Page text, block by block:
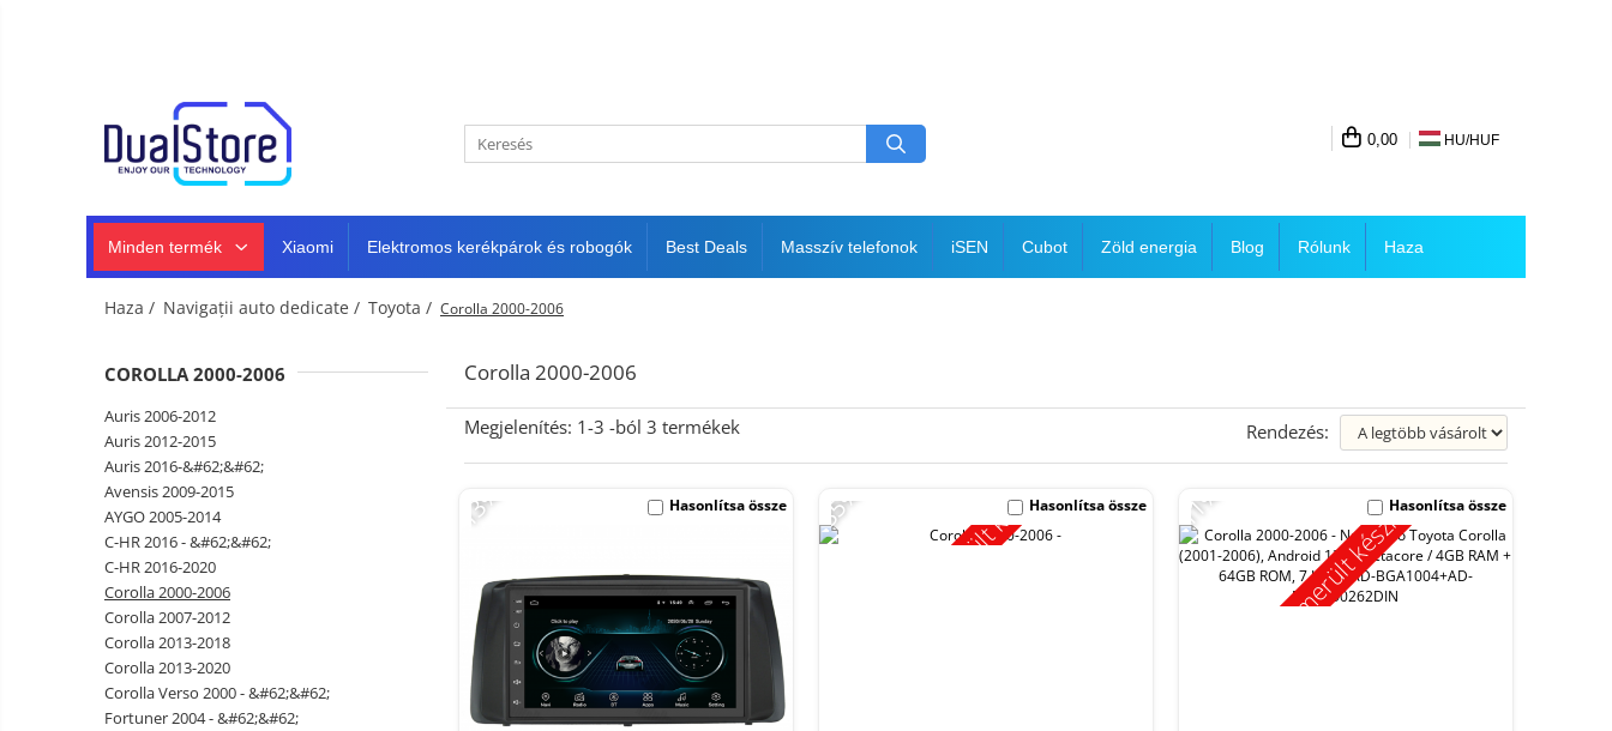
Minden (okos és klasszikus)
Telefongyártók
Masszív telefonok
5G telefonok
Tartozék
TV és
projektorok
Autó-,
otthon-
és
sportkamerák
Autó DVR kamera
Okos autó tükrök kamerával
Vezeték nélküli térfigyelő
kamerák
Mini videokamera
Térfigyelő kamera tartozékok
Fejhallgató
Vezetékes fejhallgató
0,00 HU/HUF
Minden termék Xiaomi Elektromos kerékpárok és robogók Best Deals Masszív telefonok iSEN Cubot Zöld energia Blog Rólunk Haza
Haza / Navigații auto dedicate / Toyota / Corolla 2000-2006
Corolla 2000-2006
COROLLA 2000-2006
Auris 2006-2012
Auris 2012-2015
Auris 2016-&#62;&#62;
Avensis 2009-2015
AYGO 2005-2014
C-HR 2016 - &#62;&#62;
C-HR 2016-2020
Corolla 2000-2006
Corolla 2007-2012
Corolla 2013-2018
Corolla 2013-2020
Corolla Verso 2000 - &#62;&#62;
Fortuner 2004 - &#62;&#62;
Megjelenítés: 1-3 -ból 3 termékek Rendezés:
-13% Hasonlítsa össze Kimerült készlet
-35% Hasonlítsa össze Kimerült készlet
-11% Hasonlítsa össze